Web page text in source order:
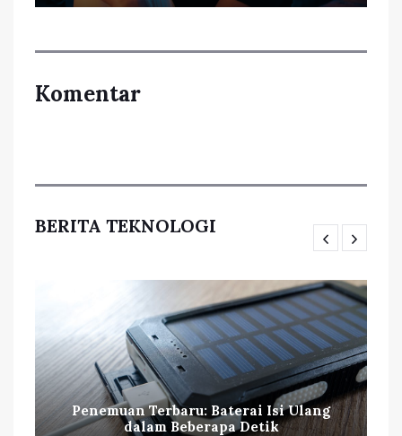
Komentar
BERITA TEKNOLOGI
Penemuan Terbaru: Baterai Isi Ulang
dalam Beberapa Detik